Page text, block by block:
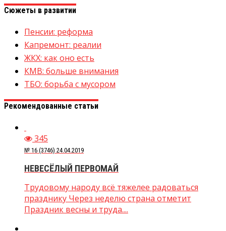
Сюжеты в развитии
Пенсии: реформа
Капремонт: реалии
ЖКХ: как оно есть
КМВ: больше внимания
ТБО: борьба с мусором
Рекомендованные статьи
345
№ 16 (3746) 24.04.2019
НЕВЕСЁЛЫЙ ПЕРВОМАЙ
Трудовому народу всё тяжелее радоваться
празднику Через неделю страна отметит
Праздник весны и труда....